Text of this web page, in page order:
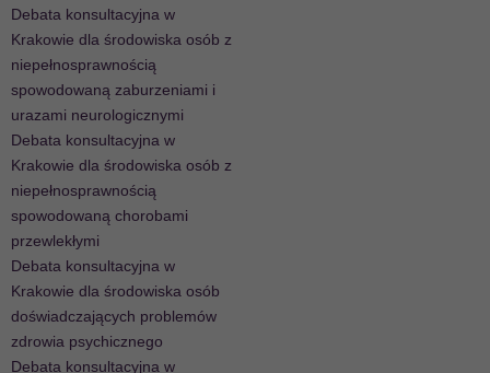
Debata konsultacyjna w
Krakowie dla środowiska osób z
niepełnosprawnością
spowodowaną zaburzeniami i
urazami neurologicznymi
Debata konsultacyjna w
Krakowie dla środowiska osób z
niepełnosprawnością
spowodowaną chorobami
przewlekłymi
Debata konsultacyjna w
Krakowie dla środowiska osób
doświadczających problemów
zdrowia psychicznego
Debata konsultacyjna w